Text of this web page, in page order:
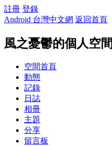
註冊 登錄
Android 台灣中文網 返回首頁
風之憂鬱的個人空間
空間首頁
動態
記錄
日誌
相冊
主題
分享
留言板